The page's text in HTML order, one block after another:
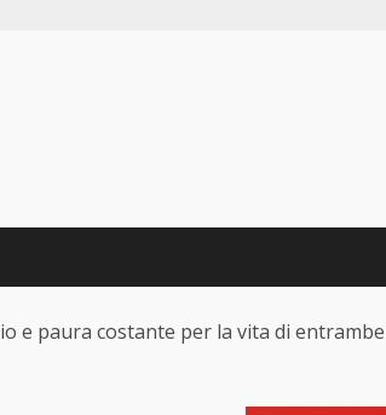
e paura costante per la vita di entrambe